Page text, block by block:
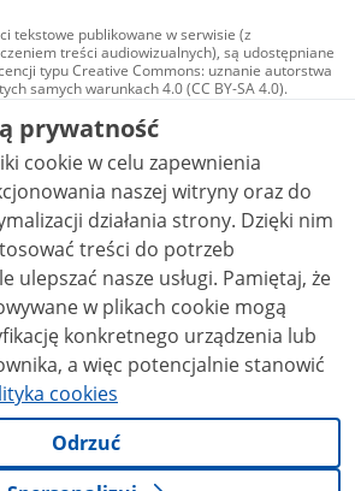
tekstowe publikowane w serwisie (z
treści audiowizualnych), są udostępniane
typu Creative Commons: uznanie autorstwa
samych warunkach 4.0 (CC BY-SA 4.0).
audiowizualne, w tym zdjęcia, materiały
i wideo, są udostępniane na licencji typu
Commons: uznanie autorstwa użycie
- bez utworów zależnych 4.0 (CC BY-
4.0), o ile nie jest to stwierdzone inaczej.
prywatność
cookie w celu zapewnienia
naszej witryny oraz do
działania strony. Dzięki nim
treści do potrzeb
nasze usługi. Pamiętaj, że
w plikach cookie mogą
konkretnego urządzenia lub
a więc potencjalnie stanowić
cookies
Odrzuć